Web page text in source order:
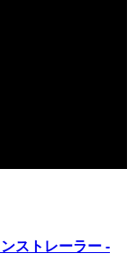
ストレーラー -